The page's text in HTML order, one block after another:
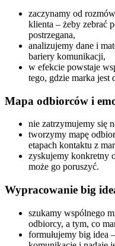
zaczynamy od
klienta – żeby zebrać
postrzegana,
analizujemy dane i
bariery komunikacji,
w efekcie powstaje
tego, gdzie marka jest
Mapa odbiorców i
nie zatrzymujemy się
tworzymy mapę
etapach kontaktu z
zyskujemy konkretny
może go poruszyć.
Wypracowanie big
szukamy wspólnego
odbiorcy, a tym, co
formułujemy big idea